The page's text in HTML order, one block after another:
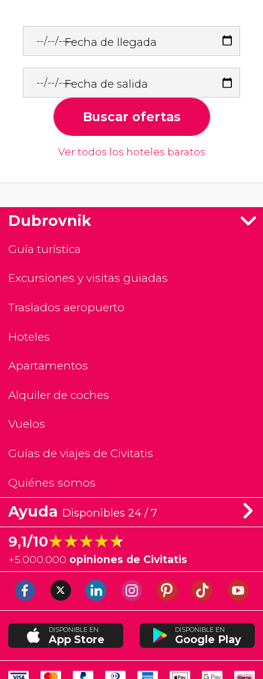
Fecha de llegada
Fecha de salida
Buscar ofertas
Ver todos los hoteles baratos
Dubrovnik
Guía turística
Excursiones y visitas guiadas
Traslados aeropuerto
Hoteles
Apartamentos
Alquiler de coches
Vuelos
Guías de viajes de Civitatis
Quiénes somos
Ayuda Disponibles 24 / 7
9,1/10★★★★★
★★★★★
+5.000.000 opiniones de Civitatis
DISPONIBLE EN
App Store
DISPONIBLE EN
Google Play